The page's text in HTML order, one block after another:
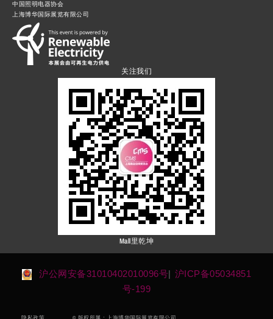
中国照明电器协会
上海博华国际展览有限公司
关注我们
Mall里乾坤
沪公网安备31010402010096号| 沪ICP备05034851
号-199